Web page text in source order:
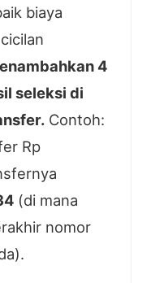
biaya
4
seleksi di
Contoh:
Rp
(di mana
nomor